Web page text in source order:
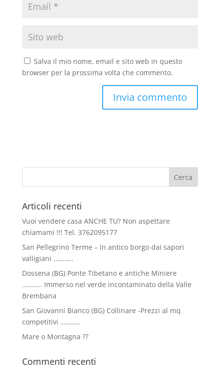
Salva il mio nome, email e sito web in questo
browser per la prossima volta che commento.
Articoli recenti
Vuoi vendere casa ANCHE TU? Non aspettare
chiamami !!! Tel. 3762095177
San Pellegrino Terme – In antico borgo dai sapori
valligiani ………..
Dossena (BG) Ponte Tibetano e antiche Miniere
……….. Immerso nel verde incontaminato della Valle
Brembana
San Giovanni Bianco (BG) Collinare -Prezzi al mq
competitivi ………..
Mare o Montagna ??
Commenti recenti